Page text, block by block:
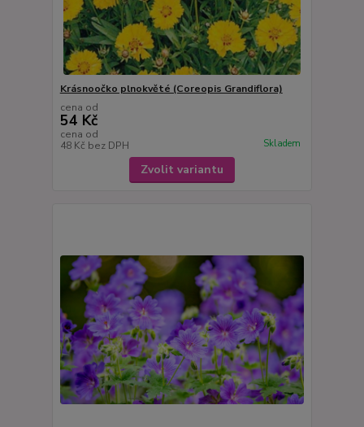
Krásnoočko plnokvěté (Coreopis Grandiflora)
cena od
54 Kč
cena od
48 Kč bez DPH Skladem
Zvolit variantu